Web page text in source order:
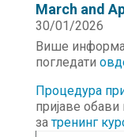
March and
30/01/2026
Више
погледати ов
Процедура
пријаве
затренинг